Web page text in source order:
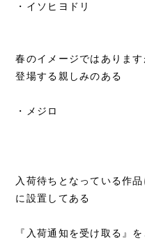
・イソヒヨドリ
春のイメージではありま
登場する親しみのある
・メジロ
入荷待ちとなっている作品
に設置してある
『入荷通知を受け取る』